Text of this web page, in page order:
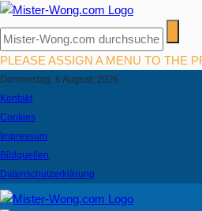
PLEASE ASSIGN A MENU TO THE
Donnerstag, 6 August, 2026
Kontakt
Cookies
Impressum
Bildquellen
Datenschutzerklärung